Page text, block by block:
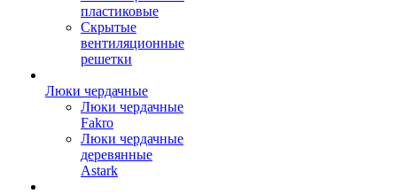
пластиковые
Скрытые
вентиляционные
решетки
Люки чердачные
Люки чердачные
Fakro
Люки чердачные
деревянные
Astark